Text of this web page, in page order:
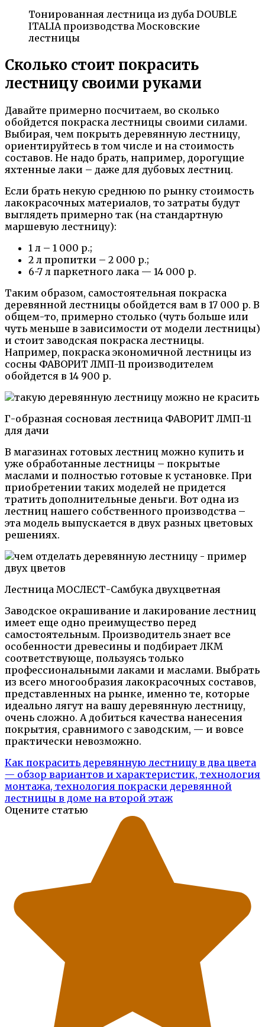
Тонированная лестница из дуба DOUBLE
ITALIA производства Московские
лестницы
Сколько стоит покрасить
лестницу своими руками
Давайте примерно посчитаем, во сколько
обойдется покраска лестницы своими силами.
Выбирая, чем покрыть деревянную лестницу,
ориентируйтесь в том числе и на стоимость
составов. Не надо брать, например, дорогущие
яхтенные лаки – даже для дубовых лестниц.
Если брать некую среднюю по рынку стоимость
лакокрасочных материалов, то затраты будут
выглядеть примерно так (на стандартную
маршевую лестницу):
1 л – 1 000 р.;
2 л пропитки – 2 000 р.;
6-7 л паркетного лака — 14 000 р.
Таким образом, самостоятельная покраска
деревянной лестницы обойдется вам в 17 000 р. В
общем-то, примерно столько (чуть больше или
чуть меньше в зависимости от модели лестницы)
и стоит заводская покраска лестницы.
Например, покраска экономичной лестницы из
сосны ФАВОРИТ ЛМП-11 производителем
обойдется в 14 900 р.
Г-образная сосновая лестница ФАВОРИТ ЛМП-11
для дачи
В магазинах готовых лестниц можно купить и
уже обработанные лестницы – покрытые
маслами и полностью готовые к установке. При
приобретении таких моделей не придется
тратить дополнительные деньги. Вот одна из
лестниц нашего собственного производства –
эта модель выпускается в двух разных цветовых
решениях.
Лестница МОСЛЕСТ-Самбука двухцветная
Заводское окрашивание и лакирование лестниц
имеет еще одно преимущество перед
самостоятельным. Производитель знает все
особенности древесины и подбирает ЛКМ
соответствующе, пользуясь только
профессиональными лаками и маслами. Выбрать
из всего многообразия лакокрасочных составов,
представленных на рынке, именно те, которые
идеально лягут на вашу деревянную лестницу,
очень сложно. А добиться качества нанесения
покрытия, сравнимого с заводским, — и вовсе
практически невозможно.
Как покрасить деревянную лестницу в два цвета
— обзор вариантов и характеристик, технология
монтажа, технология покраски деревянной
лестницы в доме на второй этаж
Оцените статью